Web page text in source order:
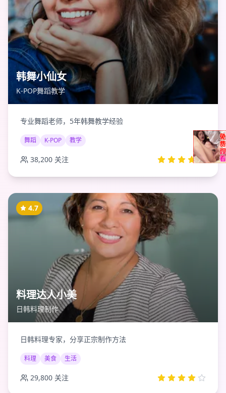
韩舞小仙女
K-POP舞蹈教学
专业舞蹈老师，5年韩舞教学经验
舞蹈 K-POP 教学
38,200 关注
4.7
料理达人小美
日韩料理制作
日韩料理专家，分享正宗制作方法
料理 美食 生活
29,800 关注